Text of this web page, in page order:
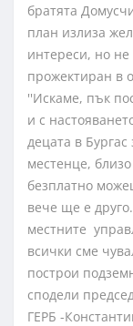
братята
план излиза
интереси, но
прожектиран в
''Искаме, пък
и с
децата в
местенце,
безплатно
вече ще е
местните
всички сме
построи
сподели
ГЕРБ -